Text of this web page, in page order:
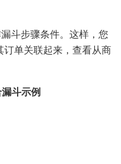
斗步骤条件。这样，您
订单关联起来，查看从商
斗示例